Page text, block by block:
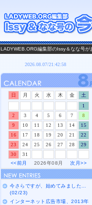
LADYWEB.ORG編集部のIssy＆なな号が
日 月 火 水 木 金
土
1
2
3 4 5 6 7
8
9
10 11 12 13 14
15
16
17 18 19 20 21
22
23
24 25 26 27 28
29
30
31
<<前月
2026年08月次月>>
今さらですが、始めてみました…
(02/23)
インターネット広告市場、2013年